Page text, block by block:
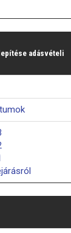
adásvételi